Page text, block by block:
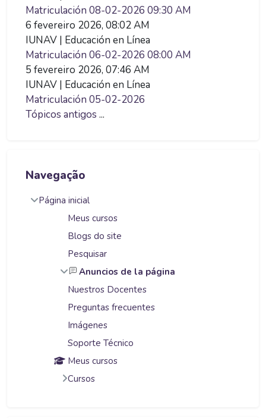
Matriculación 08-02-2026 09:30 AM
6 fevereiro 2026, 08:02 AM
IUNAV | Educación en Línea
Matriculación 06-02-2026 08:00 AM
5 fevereiro 2026, 07:46 AM
IUNAV | Educación en Línea
Matriculación 05-02-2026
Tópicos antigos ...
Navegação
Página inicial
Meus cursos
Blogs do site
Pesquisar
Anuncios de la página
Nuestros Docentes
Preguntas frecuentes
Imágenes
Soporte Técnico
Meus cursos
Cursos